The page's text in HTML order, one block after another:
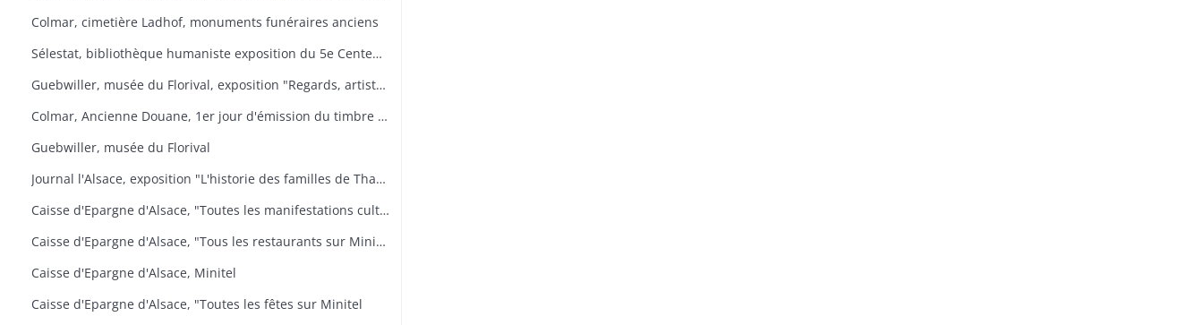
Colmar, cimetière Ladhof, monuments funéraires anciens
Sélestat, bibliothèque humaniste exposition du 5e Centenaire de la mort de Jean Mentel
Guebwiller, musée du Florival, exposition "Regards, artistes connus et méconnus de la collection Pierre et Denise Levy
Colmar, Ancienne Douane, 1er jour d'émission du timbre poste Croix-Rouge
Guebwiller, musée du Florival
Journal l'Alsace, exposition "L'historie des familles de Thann, de sa seigneurie et du baillage de Saint Amarin
Caisse d'Epargne d'Alsace, "Toutes les manifestations culturelles sur Minitel
Caisse d'Epargne d'Alsace, "Tous les restaurants sur Minitel
Caisse d'Epargne d'Alsace, Minitel
Caisse d'Epargne d'Alsace, "Toutes les fêtes sur Minitel